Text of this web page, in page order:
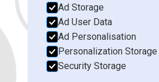
Ad Storage
Ad User Data
Ad Personalisation
Personalization Storage
Security Storage
We zullen je
Voornaam*